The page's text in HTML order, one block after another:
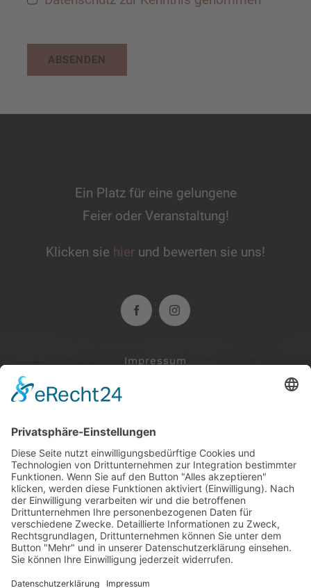
ABSENDEN
Ein Platz für eine gelungene
Feier oder Veranstaltung!
Klicken sie hier und bewerten sie uns!
Impressum
Mi: 18.00 bis Ende
Do: 18.00 bis Ende
Fr: 17.00 bis Ende
Sa: 17.00 bis Ende
So: 16.30 bis 22.00
Veranstaltungen auch tagsüber nach